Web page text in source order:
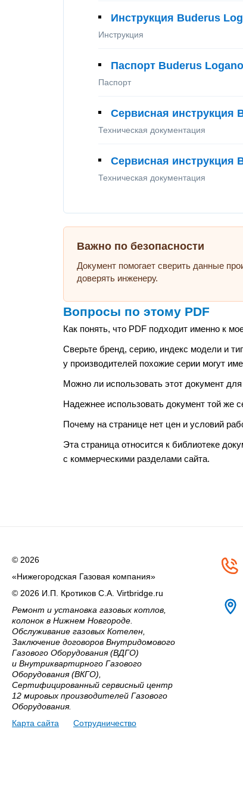
Инструкция Buderus
Инструкция
Паспорт Buderus
Паспорт
Сервисная инструкция
Техническая документация
Сервисная инструкция
Техническая документация
Важно по безопасности
Документ помогает сверить данные
доверять инженеру.
Вопросы по этому PDF
Как понять, что PDF подходит именно к
Сверьте бренд, серию, индекс модели и
у производителей похожие серии могут
Можно ли использовать этот документ для
Надежнее использовать документ той же
Почему на странице нет цен и условий
Эта страница относится к библиотеке
с коммерческими разделами сайта.
© 2026
«Нижегородская Газовая компания»
© 2026 И.П. Кротиков С.А. Virtbridge.ru
Ремонт и установка газовых котлов,
колонок в Нижнем Новгороде.
Обслуживание газовых Котелен,
Заключение договоров Внутридомового
Газового Оборудования (ВДГО)
и Внутриквартирного Газового
Оборудования (ВКГО),
Сертифицированный сервисный центр
12 мировых производителей Газового
Оборудования.
Карта сайта
Сотрудничество